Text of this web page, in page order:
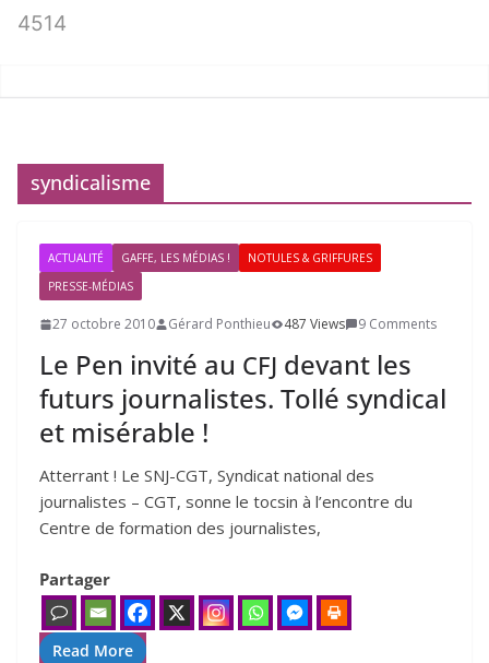
4514
syndicalisme
ACTUALITÉ GAFFE, LES MÉDIAS !
NOTULES & GRIFFURES
PRESSE-MÉDIAS
27 octobre 2010 Gérard Ponthieu 487 Views 9 Comments
Le Pen invité au CFJ devant les
futurs journalistes. Tollé syndical
et misérable !
Atterrant ! Le SNJ-CGT, Syndicat national des
journalistes – CGT, sonne le tocsin à l’encontre du
Centre de formation des journalistes,
Partager
Read More